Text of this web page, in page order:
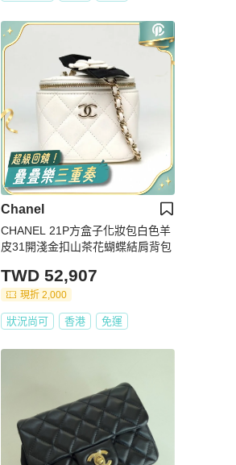
Chanel
CHANEL 21P方盒子化妝包白色羊
皮31開淺金扣山茶花蝴蝶結肩背包
TWD 52,907
現折 2,000
狀況尚可 香港 免運